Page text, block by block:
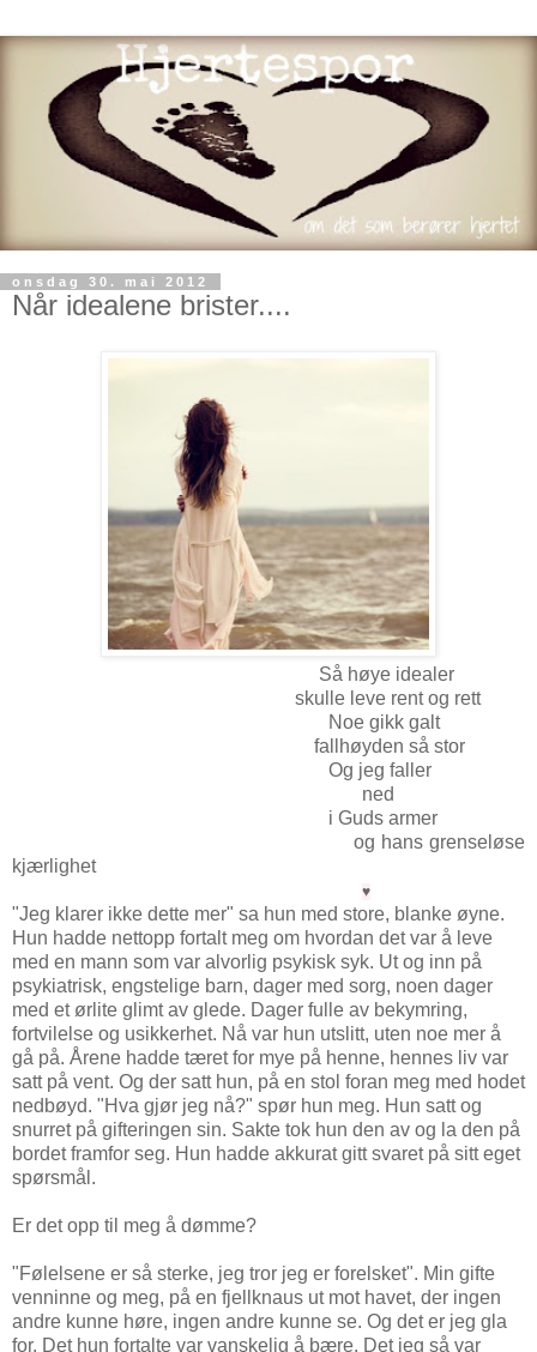
onsdag 30. mai 2012
Når idealene brister....
Så høye idealer
skulle leve rent og rett
Noe gikk galt
fallhøyden så stor
Og jeg faller
ned
i Guds armer
og hans grenseløse
kjærlighet
♥
"Jeg klarer ikke dette mer" sa hun med store, blanke øyne.
Hun hadde nettopp fortalt meg om hvordan det var å leve
med en mann som var alvorlig psykisk syk. Ut og inn på
psykiatrisk, engstelige barn, dager med sorg, noen dager
med et ørlite glimt av glede. Dager fulle av bekymring,
fortvilelse og usikkerhet. Nå var hun utslitt, uten noe mer å
gå på. Årene hadde tæret for mye på henne, hennes liv var
satt på vent. Og der satt hun, på en stol foran meg med hodet
nedbøyd. "Hva gjør jeg nå?" spør hun meg. Hun satt og
snurret på gifteringen sin. Sakte tok hun den av og la den på
bordet framfor seg. Hun hadde akkurat gitt svaret på sitt eget
spørsmål.
Er det opp til meg å dømme?
"Følelsene er så sterke, jeg tror jeg er forelsket". Min gifte
venninne og meg, på en fjellknaus ut mot havet, der ingen
andre kunne høre, ingen andre kunne se. Og det er jeg gla
for. Det hun fortalte var vanskelig å bære. Det jeg så var